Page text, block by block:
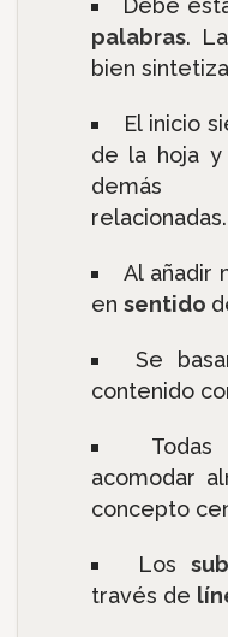
Debe
palabras.
bien
El inicio
de la hoja
demás
relacionadas.
Al añadir
en sentido
Se
contenido
acomodar
concepto
Los
través de